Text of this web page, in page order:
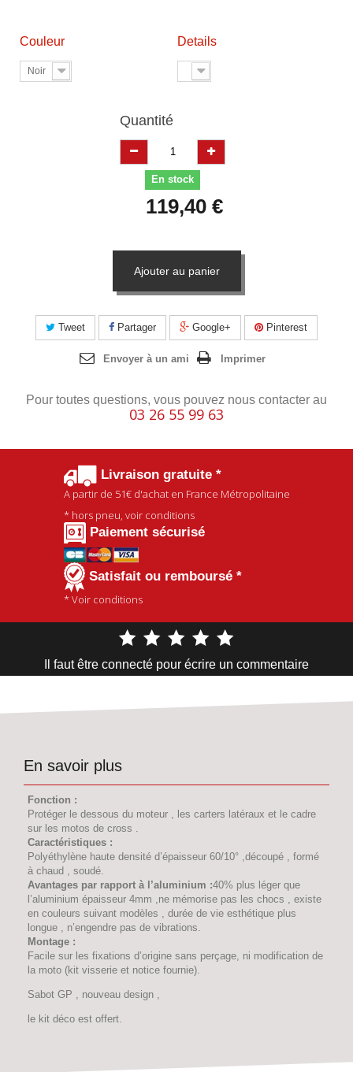
Couleur
Noir
Details
Quantité
En stock
119,40 €
Ajouter au panier
Tweet Partager Google+ Pinterest
Envoyer à un ami Imprimer
Pour toutes questions, vous pouvez nous contacter au
03 26 55 99 63
Livraison gratuite *
A partir de 51€d'achat en France Métropolitaine
* hors pneu, voir conditions
Paiement sécurisé
Satisfait ou remboursé *
* Voir conditions
Il faut être connecté pour écrire un commentaire
En savoir plus
Fonction :
Protéger le dessous du moteur , les carters latéraux et le cadre
sur les motos de cross .
Caractéristiques :
Polyéthylène haute densité d’épaisseur 60/10° ,découpé , formé
à chaud , soudé.
Avantages par rapport à l’aluminium :40% plus léger que
l’aluminium épaisseur 4mm ,ne mémorise pas les chocs , existe
en couleurs suivant modèles , durée de vie esthétique plus
longue , n’engendre pas de vibrations.
Montage :
Facile sur les fixations d’origine sans perçage, ni modification de
la moto (kit visserie et notice fournie).
Sabot GP , nouveau design ,
le kit déco est offert.